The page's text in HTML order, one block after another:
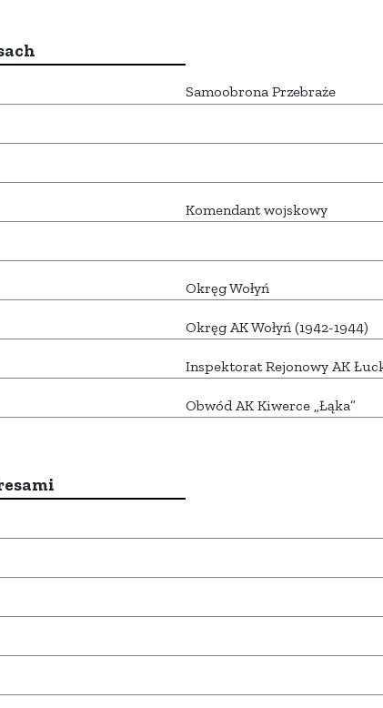
Samoobrona Przebraże
Komendant wojskowy
Okręg Wołyń
Okręg AK Wołyń (1942-1944)
Inspektorat Rejonowy AK Łuck
Obwód AK Kiwerce „Łąka”